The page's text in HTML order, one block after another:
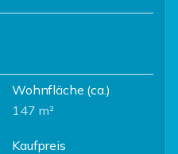
Wohnfläche (ca.)
147 m²
Kaufpreis